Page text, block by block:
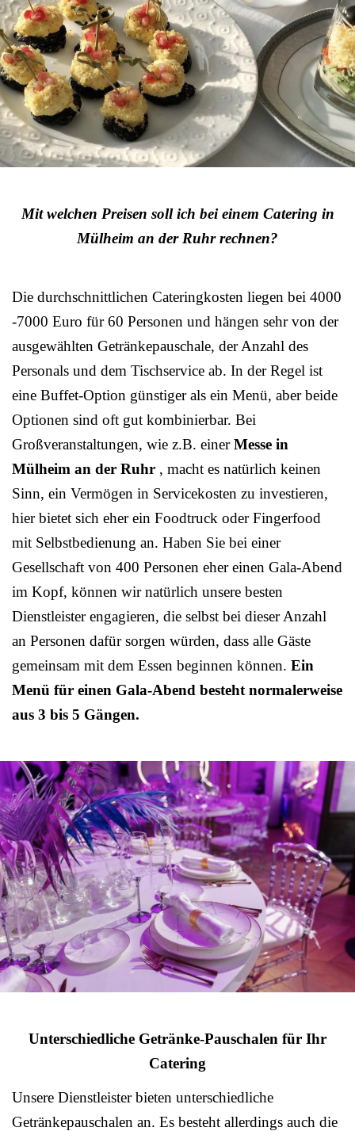
Mit welchen Preisen soll ich bei einem Catering in
Mülheim an der Ruhr rechnen?
Die durchschnittlichen Cateringkosten liegen bei 4000
-7000 Euro für 60 Personen und hängen sehr von der
ausgewählten Getränkepauschale, der Anzahl des
Personals und dem Tischservice ab. In der Regel ist
eine Buffet-Option günstiger als ein Menü, aber beide
Optionen sind oft gut kombinierbar. Bei
Großveranstaltungen, wie z.B. einerMesse in
Mülheim an der Ruhr , macht es natürlich keinen
Sinn, ein Vermögen in Servicekosten zu investieren,
hier bietet sich eher ein Foodtruck oder Fingerfood
mit Selbstbedienung an. Haben Sie bei einer
Gesellschaft von 400 Personen eher einen Gala-Abend
im Kopf, können wir natürlich unsere besten
Dienstleister engagieren, die selbst bei dieser Anzahl
an Personen dafür sorgen würden, dass alle Gäste
gemeinsam mit dem Essen beginnen können. Ein
Menü für einen Gala-Abend besteht normalerweise
aus 3 bis 5 Gängen.
Unterschiedliche Getränke-Pauschalen für Ihr
Catering
Unsere Dienstleister bieten unterschiedliche
Getränkepauschalen an. Es besteht allerdings auch die